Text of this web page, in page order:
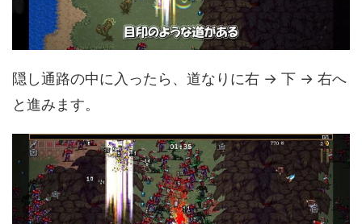
隠し通路の中に入ったら、道なりに右 → 下 → 右へ
と進みます。